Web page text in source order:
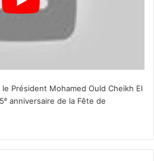
Président Mohamed Ould Cheikh El
anniversaire de la Fête de